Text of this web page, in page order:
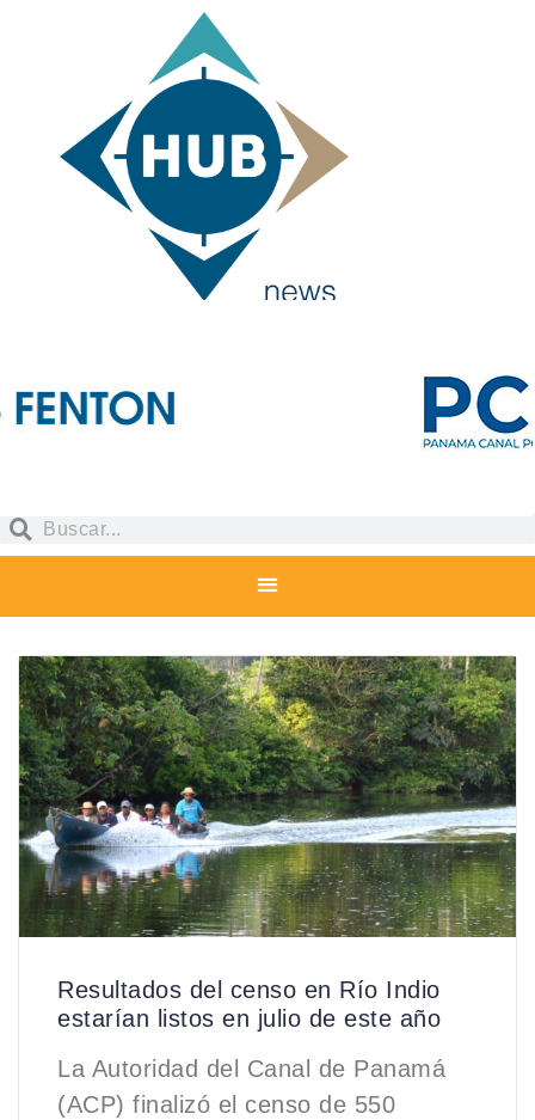
Resultados del censo en Río Indio
estarían listos en julio de este año
La Autoridad del Canal de Panamá
(ACP) finalizó el censo de 550